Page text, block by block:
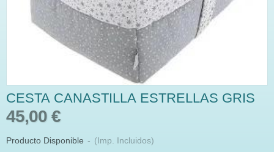
CESTA CANASTILLA ESTRELLAS GRIS
45,00 €
Producto Disponible - (Imp. Incluidos)